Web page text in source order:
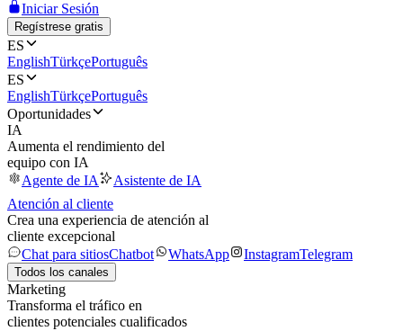
Iniciar Sesión
Regístrese gratis
ES
EnglishTürkçePortuguês
ES
EnglishTürkçePortuguês
Oportunidades
IA
Aumenta el rendimiento del
equipo con IA
Agente de IA
Asistente de IA
Atención al cliente
Crea una experiencia de atención al
cliente excepcional
Chat para sitiosChatbot WhatsApp InstagramTelegram
Todos los canales
Marketing
Transforma el tráfico en
clientes potenciales cualificados